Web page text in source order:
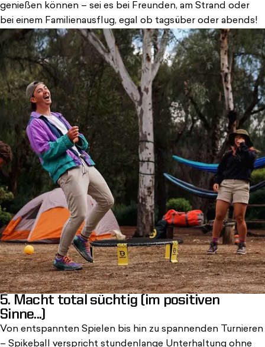
genießen können – sei es bei Freunden, am Strand oder
bei einem Familienausflug, egal ob tagsüber oder abends!
5. Macht total süchtig (im positiven
Sinne...)
Von entspannten Spielen bis hin zu spannenden Turnieren
– Spikeball verspricht stundenlange Unterhaltung ohne